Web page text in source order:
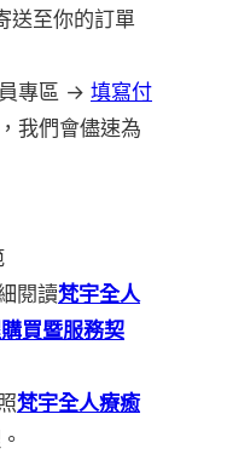
送至你的訂單
專區 → 填寫付
我們會儘速為
閱讀梵宇全人
買暨服務契
梵宇全人療癒